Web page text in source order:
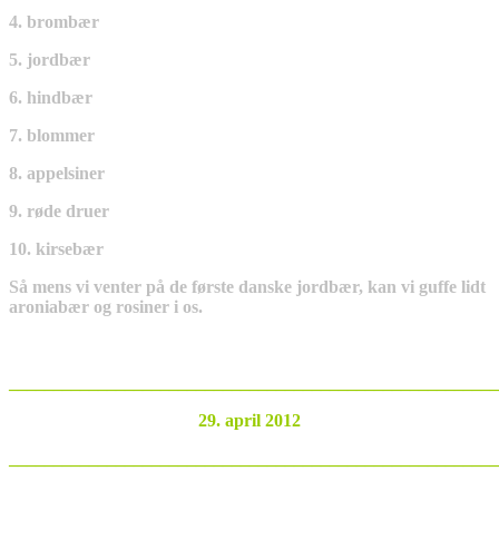
4. brombær
5. jordbær
6. hindbær
7. blommer
8. appelsiner
9. røde druer
10. kirsebær
Så mens vi venter på de første danske jordbær, kan vi guffe lidt
aroniabær og rosiner i os.
29. april 2012